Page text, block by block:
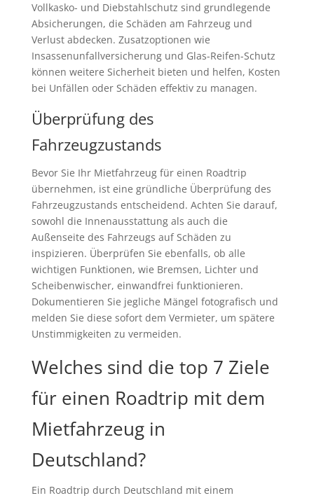
Vollkasko- und Diebstahlschutz sind grundlegende
Absicherungen, die Schäden am Fahrzeug und
Verlust abdecken. Zusatzoptionen wie
Insassenunfallversicherung und Glas-Reifen-Schutz
können weitere Sicherheit bieten und helfen, Kosten
bei Unfällen oder Schäden effektiv zu managen.
Überprüfung des
Fahrzeugzustands
Bevor Sie Ihr Mietfahrzeug für einen Roadtrip
übernehmen, ist eine gründliche Überprüfung des
Fahrzeugzustands entscheidend. Achten Sie darauf,
sowohl die Innenausstattung als auch die
Außenseite des Fahrzeugs auf Schäden zu
inspizieren. Überprüfen Sie ebenfalls, ob alle
wichtigen Funktionen, wie Bremsen, Lichter und
Scheibenwischer, einwandfrei funktionieren.
Dokumentieren Sie jegliche Mängel fotografisch und
melden Sie diese sofort dem Vermieter, um spätere
Unstimmigkeiten zu vermeiden.
Welches sind die top 7 Ziele
für einen Roadtrip mit dem
Mietfahrzeug in
Deutschland?
Ein Roadtrip durch Deutschland mit einem